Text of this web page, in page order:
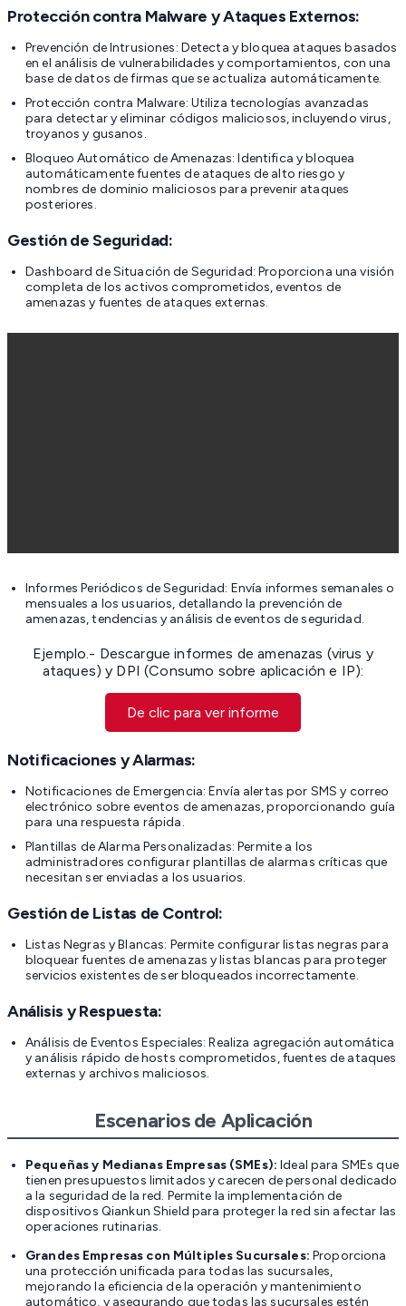
Protección contra Malware y Ataques Externos:
Prevención de Intrusiones: Detecta y bloquea ataques basados
en el análisis de vulnerabilidades y comportamientos, con una
base de datos de firmas que se actualiza automáticamente.
Protección contra Malware: Utiliza tecnologías avanzadas
para detectar y eliminar códigos maliciosos, incluyendo virus,
troyanos y gusanos.
Bloqueo Automático de Amenazas: Identifica y bloquea
automáticamente fuentes de ataques de alto riesgo y
nombres de dominio maliciosos para prevenir ataques
posteriores.
Gestión de Seguridad:
Dashboard de Situación de Seguridad: Proporciona una visión
completa de los activos comprometidos, eventos de
amenazas y fuentes de ataques externas.
Informes Periódicos de Seguridad: Envía informes semanales o
mensuales a los usuarios, detallando la prevención de
amenazas, tendencias y análisis de eventos de seguridad.
Ejemplo.- Descargue informes de amenazas (virus y
ataques) y DPI (Consumo sobre aplicación e IP):
De clic para ver informe
Notificaciones y Alarmas:
Notificaciones de Emergencia: Envía alertas por SMS y correo
electrónico sobre eventos de amenazas, proporcionando guía
para una respuesta rápida.
Plantillas de Alarma Personalizadas: Permite a los
administradores configurar plantillas de alarmas críticas que
necesitan ser enviadas a los usuarios.
Gestión de Listas de Control:
Listas Negras y Blancas: Permite configurar listas negras para
bloquear fuentes de amenazas y listas blancas para proteger
servicios existentes de ser bloqueados incorrectamente.
Análisis y Respuesta:
Análisis de Eventos Especiales: Realiza agregación automática
y análisis rápido de hosts comprometidos, fuentes de ataques
externas y archivos maliciosos.
Escenarios de Aplicación
Pequeñas y Medianas Empresas (SMEs): Ideal para SMEs que
tienen presupuestos limitados y carecen de personal dedicado
a la seguridad de la red. Permite la implementación de
dispositivos Qiankun Shield para proteger la red sin afectar las
operaciones rutinarias.
Grandes Empresas con Múltiples Sucursales: Proporciona
una protección unificada para todas las sucursales,
mejorando la eficiencia de la operación y mantenimiento
automático, y asegurando que todas las sucursales estén